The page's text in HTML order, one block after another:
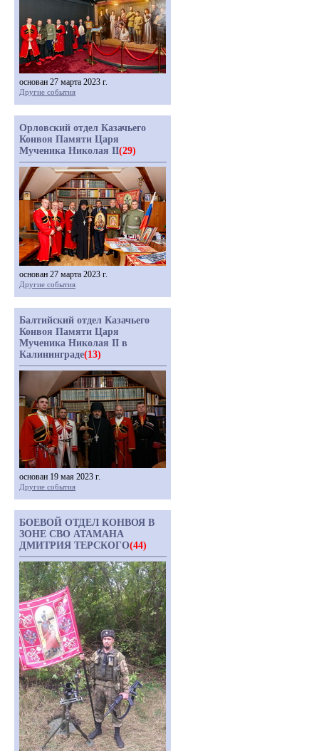
основан 27 марта 2023 г.
Другие события
Орловский отдел Казачьего
Конвоя Памяти Царя
Мученика Николая II(29)
основан 27 марта 2023 г.
Другие события
Балтийский отдел Казачьего
Конвоя Памяти Царя
Мученика Николая II в
Калининграде(13)
основан 19 мая 2023 г.
Другие события
БОЕВОЙ ОТДЕЛ КОНВОЯ В
ЗОНЕ СВО АТАМАНА
ДМИТРИЯ ТЕРСКОГО(44)